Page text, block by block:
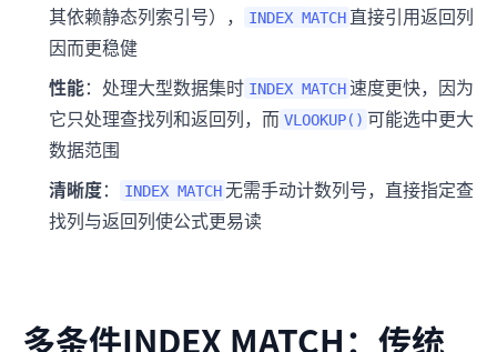
其依赖静态列索引号），
INDEX MATCH 直接引用返回列
因而更稳健
性能：处理大型数据集时 INDEX MATCH 速度更快，因为
它只处理查找列和返回列，而 VLOOKUP() 可能选中更大
数据范围
清晰度： INDEX MATCH 无需手动计数列号，直接指定查
找列与返回列使公式更易读
多条件INDEX MATCH：传统